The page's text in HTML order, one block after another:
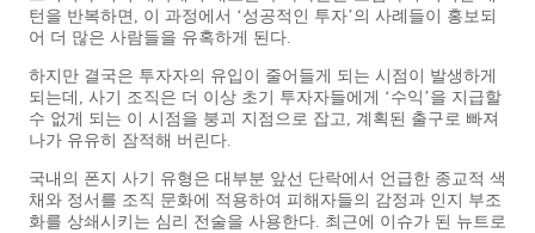
턴을 반복하면, 이 과정에서 ‘성공적인 투자’의 사례들이 홍보되
어 더 많은 사람들을 유혹하게 된다.
하지만 결국은 투자자의 유입이 줄어들게 되는 시점이 발생하게
되는데, 사기 조직은 더 이상 초기 투자자들에게 ‘수익’을 지급할
수 없게 되는 이 시점을 붕괴 지점으로 잡고, 계획된 출구로 빠져
나가 유유히 잠적해 버린다.
국내의 폰지 사기 유형은 대부분 앞선 단락에서 언급한 종교적 색
채와 정서를 조직 문화에 적용하여 피해자들의 감정과 인지 부조
화를 상쇄시키는 심리 전술을 사용한다. 최근에 이슈가 된 뉴트로